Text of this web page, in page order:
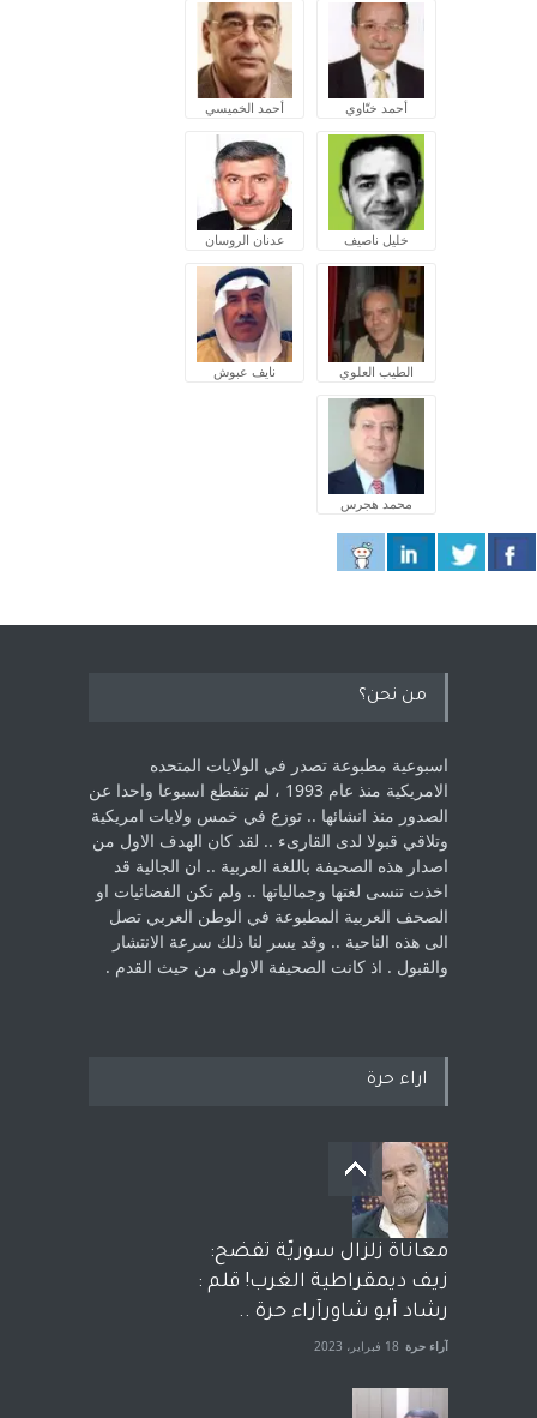
أحمد ختّاوي أحمد الخميسي
خليل ناصيف عدنان الروسان
الطيب العلوي نايف عبوش
محمد هجرس
من نحن؟
اسبوعية مطبوعة تصدر في الولايات المتحده
الامريكية منذ عام 1993 ، لم ‏تنقطع اسبوعا واحدا عن
الصدور منذ انشائها .. توزع في خمس ولايات امريكية
‏وتلاقي قبولا لدى القارىء ..‏ لقد كان الهدف الاول من
اصدار هذه الصحيفة باللغة العربية .. ان الجالية قد
اخذت ‏تنسى لغتها وجمالياتها .. ولم تكن الفضائيات او
الصحف العربية المطبوعة في الوطن ‏العربي تصل
الى هذه الناحية .. وقد يسر لنا ذلك سرعة الانتشار
والقبول . اذ كانت ‏الصحيفة الاولى من حيث القدم . ‏
اراء حرة
معاناة زلزال سوريّة تفضح:
زيف ديمقراطية الغرب! قلم :
رشاد أبو شاورآراء حرة ..
آراء حرة 18 فبراير، 2023